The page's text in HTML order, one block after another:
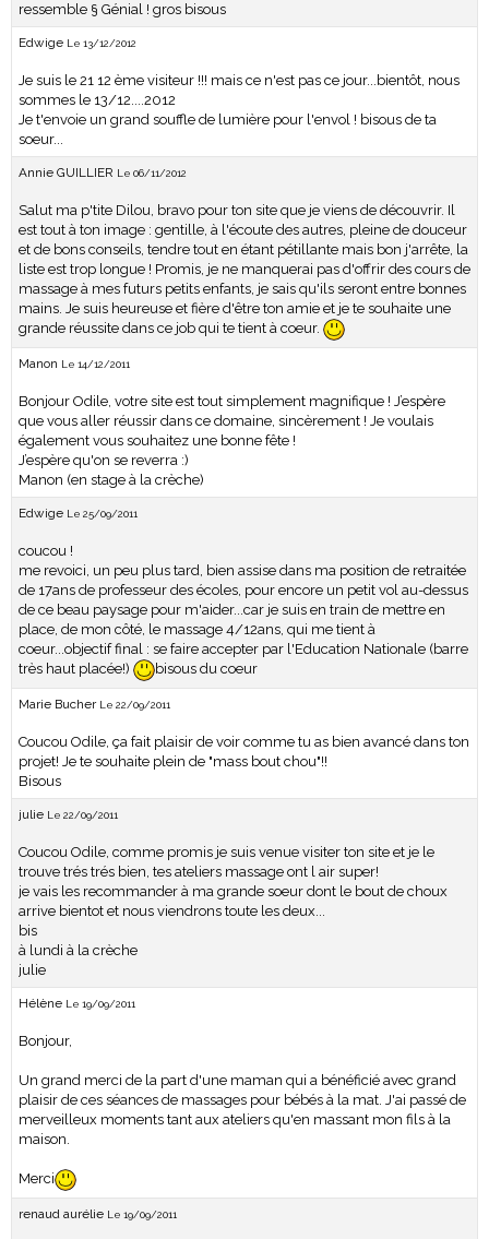
ressemble § Génial ! gros bisous
Edwige Le 13/12/2012
Je suis le 21 12 ème visiteur !!! mais ce n'est pas ce jour...bientôt, nous
sommes le 13/12....2012
Je t'envoie un grand souffle de lumière pour l'envol ! bisous de ta
soeur...
Annie GUILLIER Le 06/11/2012
Salut ma p'tite Dilou, bravo pour ton site que je viens de découvrir. Il
est tout à ton image : gentille, à l'écoute des autres, pleine de douceur
et de bons conseils, tendre tout en étant pétillante mais bon j'arrête, la
liste est trop longue ! Promis, je ne manquerai pas d'offrir des cours de
massage à mes futurs petits enfants, je sais qu'ils seront entre bonnes
mains. Je suis heureuse et fière d'être ton amie et je te souhaite une
grande réussite dans ce job qui te tient à coeur.
Manon Le 14/12/2011
Bonjour Odile, votre site est tout simplement magnifique ! J’espère
que vous aller réussir dans ce domaine, sincèrement ! Je voulais
également vous souhaitez une bonne fête !
J’espère qu'on se reverra :)
Manon (en stage à la crèche)
Edwige Le 25/09/2011
coucou !
me revoici, un peu plus tard, bien assise dans ma position de retraitée
de 17ans de professeur des écoles, pour encore un petit vol au-dessus
de ce beau paysage pour m'aider...car je suis en train de mettre en
place, de mon côté, le massage 4/12ans, qui me tient à
coeur...objectif final : se faire accepter par l'Education Nationale (barre
très haut placée!)
bisous du coeur
Marie Bucher Le 22/09/2011
Coucou Odile, ça fait plaisir de voir comme tu as bien avancé dans ton
projet! Je te souhaite plein de "mass bout chou"!!
Bisous
julie Le 22/09/2011
Coucou Odile, comme promis je suis venue visiter ton site et je le
trouve trés trés bien, tes ateliers massage ont l air super!
je vais les recommander à ma grande soeur dont le bout de choux
arrive bientot et nous viendrons toute les deux...
bis
à lundi à la crèche
julie
Hélène Le 19/09/2011
Bonjour,
Un grand merci de la part d'une maman qui a bénéficié avec grand
plaisir de ces séances de massages pour bébés à la mat. J'ai passé de
merveilleux moments tant aux ateliers qu'en massant mon fils à la
maison.
Merci
renaud aurélie Le 19/09/2011